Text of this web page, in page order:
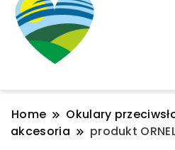
Home Okulary
akcesoria
produkt